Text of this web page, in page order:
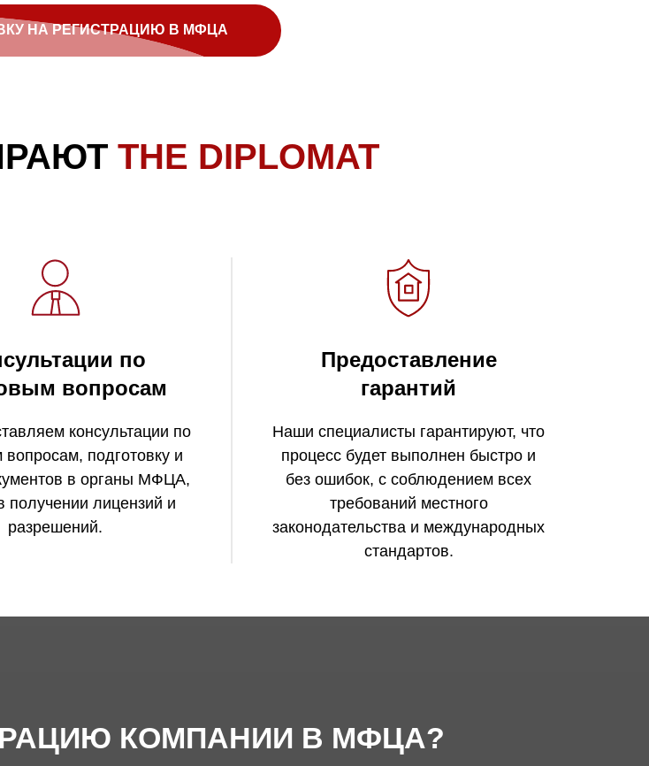
НА РЕГИСТРАЦИЮ В МФЦА
THE DIPLOMAT
по
вопросам
консультации по
подготовку и
в органы МФЦА,
получении лицензий и
разрешений.
Предоставление
гарантий
Наши специалисты гарантируют, что
процесс будет выполнен быстро и
без ошибок, с соблюдением всех
требований местного
законодательства и международных
стандартов.
КОМПАНИИ В МФЦА?